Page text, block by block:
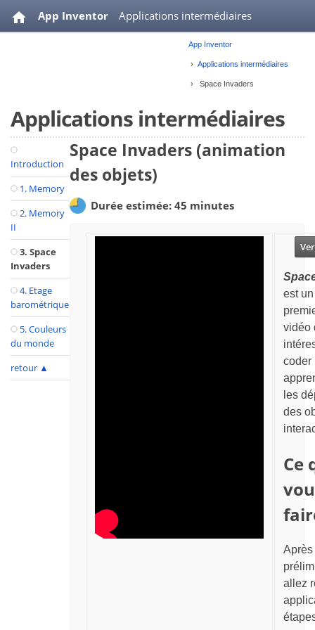
App Inventor Applications intermédiaires
App Inventor
Applications intermédiaires
Space Invaders
Applications intermédiaires
Introduction
1. Memory
2. Memory
II
3. Space
Invaders
4. Etage
barométrique
5. Couleurs
du monde
retour ▲
Space Invaders (animation
des objets)
Durée estimée: 45 minutes
est
vidéo
coder
les
des
Ce
allez